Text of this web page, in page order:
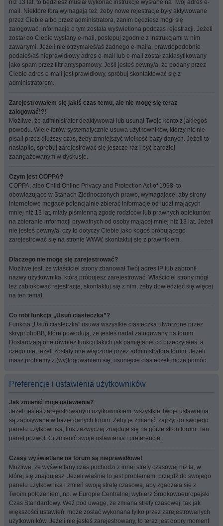
niż 13 lat, to będziesz musiał wykonać instrukcje wysłane na Twój adres e-
mail. Niektóre fora wymagają też, żeby nowe rejestracje były aktywowane
przez Ciebie albo przez administratora, zanim będziesz mógł się
zalogować; informacja o tym została wyświetlona podczas rejestracji. Jeżeli
został do Ciebie wysłany e-mail, postępuj zgodnie z instrukcjami w nim
zawartymi. Jeżeli nie otrzymałeś/aś żadnego e-maila, prawdopodobnie
podałeś/aś nieprawidłowy adres e-mail lub e-mail został zaklasyfikowany
jako spam przez filtr antyspamowy. Jeśli jesteś pewny/a, że podany przez
Ciebie adres e-mail jest prawidłowy, spróbuj skontaktować się z
administratorem.
Zarejestrowałem się jakiś czas temu, ale nie mogę się teraz
zalogować!?!
Możliwe, że administrator deaktywował lub usunął Twoje konto z jakiegoś
powodu. Wiele forów systematycznie usuwa użytkowników, którzy nic nie
pisali przez dłuższy czas, żeby zmniejszyć wielkość bazy danych. Jeżeli to
nastąpiło, spróbuj zarejestrować się jeszcze raz i być bardziej
zaangażowanym w dyskusje.
Czym jest COPPA?
COPPA, albo Child Online Privacy and Protection Act of 1998, to
obowiązujące w Stanach Zjednoczonych prawo, wymagające, aby strony
internetowe mogące potencjalnie zbierać informacje od ludzi mających
mniej niż 13 lat, miały piśmienną zgodę rodziców lub prawnych opiekunów
na zbieranie informacji prywatnych od osoby mającej mniej niż 13 lat. Jeżeli
nie jesteś pewny/a, czy to dotyczy Ciebie jako kogoś próbującego
zarejestrować się na stronie WWW, skontaktuj się z prawnikiem.
Dlaczego nie mogę się zarejestrować?
Możliwe jest, że właściciel strony zbanował Twój adres IP lub zabronił
nazwy użytkownika, którą próbujesz zarejestrować. Właściciel strony mógł
też zablokować rejestracje, skontaktuj się z nim, żeby dowiedzieć się więcej
na ten temat.
Co robi funkcja „Usuń ciasteczka”?
Funkcja „Usuń ciasteczka” usuwa wszystkie ciasteczka utworzone przez
skrypt phpBB, które powodują, że jesteś nadal zalogowany na forum.
Dostarczają one również funkcji takich jak pamiętanie co przeczytałeś, a
czego nie, jeżeli zostały one włączone przez administratora forum. Jeżeli
masz problemy z (wy)logowaniem się, usunięcie ciasteczek może pomóc.
Preferencje i ustawienia użytkowników
Jak zmienić moje ustawienia?
Jeżeli jesteś zarejestrowanym użytkownikiem, wszystkie Twoje ustawienia
są zapisywane w bazie danych forum. Żeby je zmienić, zajrzyj do swojego
panelu użytkownika; link zazwyczaj znajduje się na górze stron forum. Ten
panel pozwoli Ci zmienić swoje ustawienia i preferencje.
Czasy wyświetlane na forum są nieprawidłowe!
Możliwe, że wyświetlany czas pochodzi z innej strefy czasowej niż ta, w
której się znajdujesz. Jeżeli właśnie to jest problemem, przejdź do swojego
panelu użytkownika i zmień swoją strefę czasową, aby zgadzała się z
Twoim położeniem, np. w Europie Centralnej wybierz Środkowoeuropejski
Czas Standardowy. Weź pod uwagę, że zmiana strefy czasowej, tak jak
większości ustawień, może zostać wykonana tylko przez zarejestrowanych
użytkowników. Jeżeli nie jesteś zarejestrowany, to teraz jest dobry moment